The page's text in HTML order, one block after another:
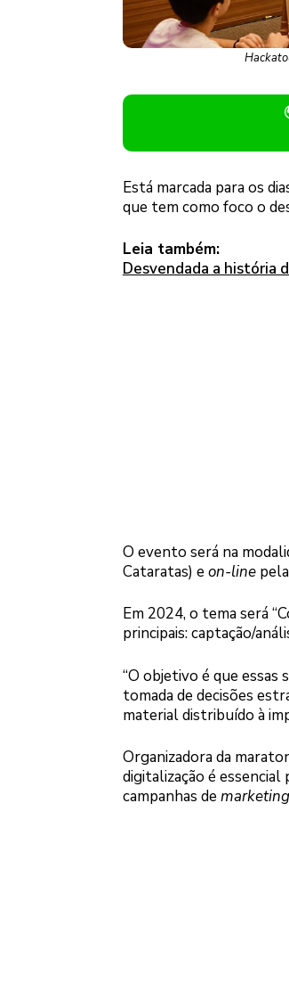
Está marcada para os
que tem como foco o
Leia também:
Desvendada a história
O evento será na
Cataratas) e on-line
Em 2024, o tema será
principais: captação/
“O objetivo é que essas
tomada de decisões
material distribuído à
Organizadora da
digitalização é essencial
campanhas de marketing